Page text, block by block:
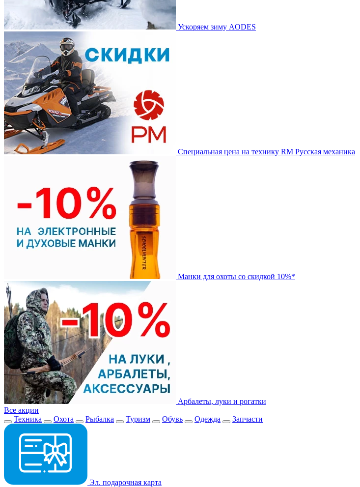
Ускоряем зиму AODES
Специальная цена на технику RM Русская механика
Манки для охоты со скидкой 10%*
Арбалеты, луки и рогатки
Все акции
Техника
Охота Рыбалка Туризм Обувь Одежда Запчасти
Эл. подарочная карта